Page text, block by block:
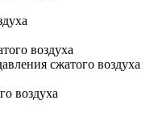
воздуха
сжатого воздуха
воздуха